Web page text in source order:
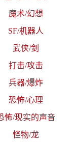
魔术/幻想
SF/机器人
武侠/剑
打击/攻击
兵器/爆炸
恐怖/心理
怖/现实的声音
怪物/龙